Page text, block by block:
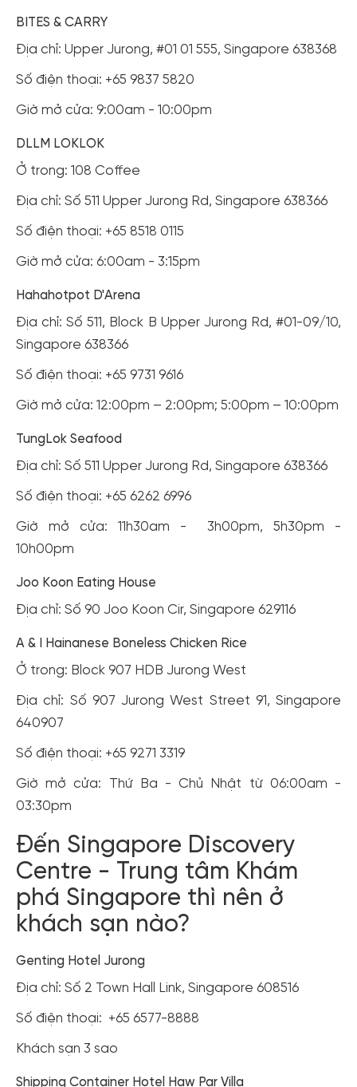
BITES & CARRY
Địa chỉ: Upper Jurong, #01 01 555, Singapore 638368
Số điện thoại: +65 9837 5820
Giờ mở cửa: 9:00am - 10:00pm
DLLM LOKLOK
Ở trong: 108 Coffee
Địa chỉ: Số 511 Upper Jurong Rd, Singapore 638366
Số điện thoại: +65 8518 0115
Giờ mở cửa: 6:00am - 3:15pm
Hahahotpot D'Arena
Địa chỉ: Số 511, Block B Upper Jurong Rd, #01-09/10,
Singapore 638366
Số điện thoại: +65 9731 9616
Giờ mở cửa: 12:00pm – 2:00pm; 5:00pm – 10:00pm
TungLok Seafood
Địa chỉ: Số 511 Upper Jurong Rd, Singapore 638366
Số điện thoại: +65 6262 6996
Giờ mở cửa: 11h30am - 3h00pm, 5h30pm -
10h00pm
Joo Koon Eating House
Địa chỉ: Số 90 Joo Koon Cir, Singapore 629116
A & I Hainanese Boneless Chicken Rice
Ở trong: Block 907 HDB Jurong West
Địa chỉ: Số 907 Jurong West Street 91, Singapore
640907
Số điện thoại: +65 9271 3319
Giờ mở cửa: Thứ Ba - Chủ Nhật từ 06:00am -
03:30pm
Đến Singapore Discovery
Centre - Trung tâm Khám
phá Singapore thì nên ở
khách sạn nào?
Genting Hotel Jurong
Địa chỉ: Số 2 Town Hall Link, Singapore 608516
Số điện thoại: +65 6577-8888
Khách sạn 3 sao
Shipping Container Hotel Haw Par Villa